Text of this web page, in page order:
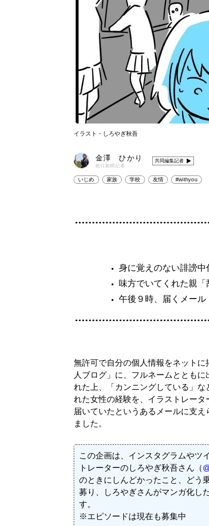
イラスト・しろやぎ秋吾
金澤 ひかり
朝日新聞記者
共同編集記者
いじめ 家族 学校 友情 #withyou
身に覚えのない誹謗
味方でいてくれた親「
午後９時、届くメール
無許可で自分の個人情報をネット
人ブログ」に、フルネームととも
れた上、「カンニングしている」
れた女性の経験を、イラストレー
届いていたというあるメールに支
ました。
この企画は、インスタグラムやツ
トレーターのしろやぎ秋吾さん（
のときにしんどかったこと、どう
募り、しろやぎさんがマンガ化し
す。
※エピソードは現在も募集中